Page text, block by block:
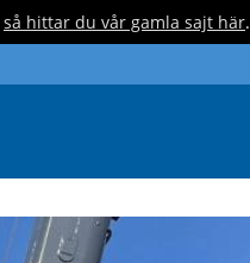
så hittar du vår gamla sajt här.